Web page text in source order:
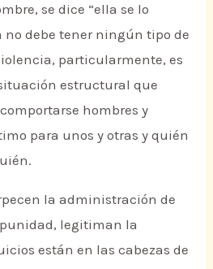
se dice “ella se lo
no debe tener ningún tipo de
particularmente, es
estructural que
hombres y
para unos y otras y quién
la administración de
legitiman la
están en las cabezas de